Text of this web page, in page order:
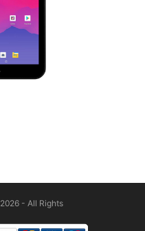
2026 - All Rights